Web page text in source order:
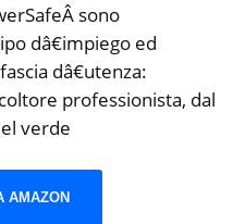
sono
dâ€impiego ed
dâ€utenza:
professionista, dal
verde
AMAZON